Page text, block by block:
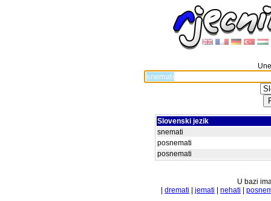
Slovenski jezik
snemati
posnemati
posnemati
U bazi
dremati jemati nehati